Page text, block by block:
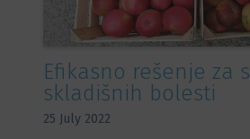
Efikasno rešenje za
skladišnih bolesti
25 July 2022